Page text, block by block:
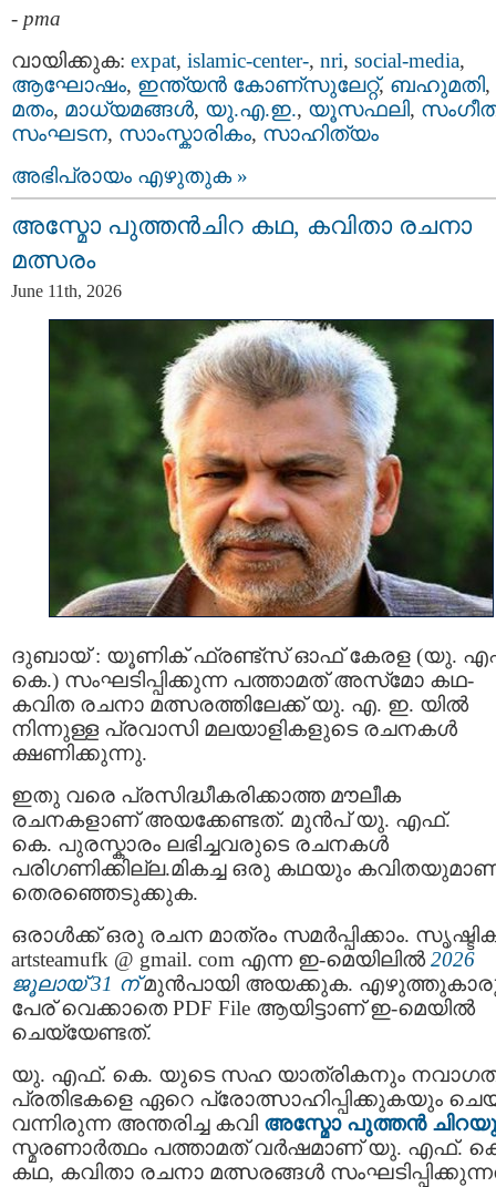
- pma
വായിക്കുക: expat, islamic-center-, nri, social-media,
ആഘോഷം, ഇന്ത്യന്‍ കോണ്സുലേറ്റ്, ബഹുമതി,
മതം, മാധ്യമങ്ങള്‍, യു.എ.ഇ., യൂസഫലി,
സംഘടന, സാംസ്കാരികം, സാഹിത്യം
അഭിപ്രായം എഴുതുക »
അസ്മോ പുത്തൻചിറ കഥ, കവിതാ രചനാ
മത്സരം
June 11th, 2026
ദുബായ് : യൂണിക് ഫ്രണ്ട്സ് ഓഫ് കേരള (യു.
കെ.) സംഘടിപ്പിക്കുന്ന പത്താമത് അസ്‌മോ കഥ-
കവിത രചനാ മത്സരത്തിലേക്ക് യു. എ. ഇ. യിൽ
നിന്നുള്ള പ്രവാസി മലയാളികളുടെ രചനകൾ
ക്ഷണിക്കുന്നു.
ഇതു വരെ പ്രസിദ്ധീകരിക്കാത്ത മൗലീക
രചനകളാണ്‌ അയക്കേണ്ടത്‌. മുൻപ് യു. എഫ്‌.
കെ. പുരസ്കാരം ലഭിച്ചവരുടെ രചനകൾ
പരിഗണിക്കില്ല.മികച്ച ഒരു കഥയും
തെരഞ്ഞെടുക്കുക.
ഒരാൾക്ക് ഒരു രചന മാത്രം സമർപ്പിക്കാം.
artsteamufk @ gmail. com എന്ന ഇ-മെയിലിൽ2026
ജൂലായ് 31 ന്‌മുൻപായി അയക്കുക.
പേര് വെക്കാതെ PDF File ആയിട്ടാണ് ഇ-മെയിൽ
ചെയ്യേണ്ടത്.
യു. എഫ്‌. കെ. യുടെ സഹ യാത്രികനും
പ്രതിഭകളെ ഏറെ പ്രോത്സാഹിപ്പിക്കുകയും
വന്നിരുന്ന അന്തരിച്ച കവി അസ്മോ പുത്തൻ
സ്മരണാർത്ഥം പത്താമത് വർഷമാണ് യു. എഫ്‌.
കഥ, കവിതാ രചനാ മത്സരങ്ങൾ